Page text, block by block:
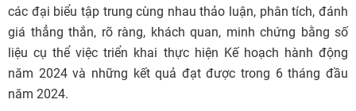
các đại biểu tập trung cùng nhau thảo luận, phân tích, đánh
giá thẳng thắn, rõ ràng, khách quan, minh chứng bằng số
liệu cụ thể việc triển khai thực hiện Kế hoạch hành động
năm 2024 và những kết quả đạt được trong 6 tháng đầu
năm 2024.